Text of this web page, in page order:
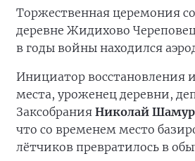
Торжественная церемония
деревне Жидихово
в годы войны находился
Инициатор восстановления
места, уроженец деревни,
Заксобрания Николай
что со временем место
лётчиков превратилось в